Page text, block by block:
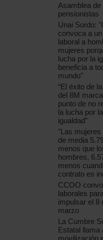
Asamblea de
pensionistas
Unai Sordo:
convoca a
laboral a
mujeres
lucha por la
beneficia a
mundo"
“El éxito de
del 8M
punto de no
la lucha por la
igualdad”
"Las mujeres
de media
menos que
hombres,
menos
contrato es
CCOO
laborales para
impulsar el 8
marzo
La Cumbre
Estatal llama
movilización